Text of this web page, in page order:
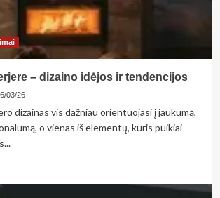
– dizaino idėjos ir tendencijos
03/26
dizainas vis dažniau orientuojasi į jaukumą,
o vienas iš elementų, kuris puikiai